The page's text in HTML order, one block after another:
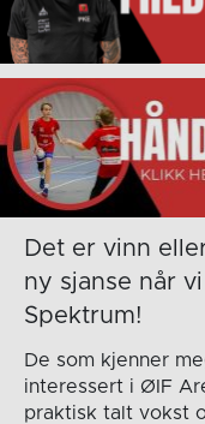
Det er vinn
ny sjanse når
Spektrum!
De som kjenner
interessert i ØIF
praktisk talt vokst